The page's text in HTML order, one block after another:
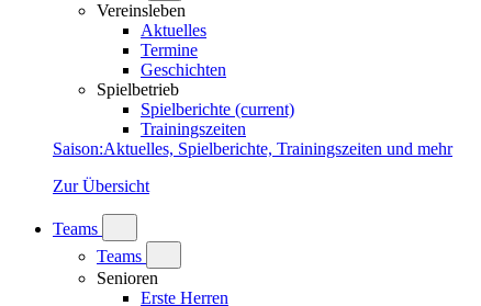
Vereinsleben
Aktuelles
Termine
Geschichten
Spielbetrieb
Spielberichte (current)
Trainingszeiten
Saison:Aktuelles, Spielberichte, Trainingszeiten und mehr
Zur Übersicht
Teams
Teams
Senioren
Erste Herren